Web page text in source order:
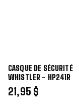
CASQUE DE SÉCURITÉ
WHISTLER - HP241R
21,95 $